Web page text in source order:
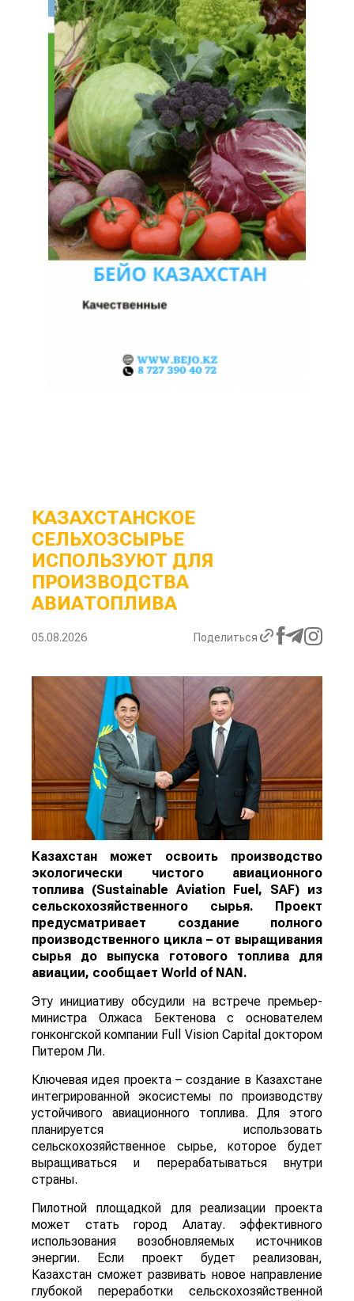
КАЗАХСТАНСКОЕ
СЕЛЬХОЗСЫРЬЕ
ИСПОЛЬЗУЮТ ДЛЯ
ПРОИЗВОДСТВА
АВИАТОПЛИВА
05.08.2026 Поделиться
Казахстан может освоить производство
экологически чистого авиационного
топлива (Sustainable Aviation Fuel, SAF) из
сельскохозяйственного сырья. Проект
предусматривает создание полного
производственного цикла – от выращивания
сырья до выпуска готового топлива для
авиации, сообщает World of NAN.
Эту инициативу обсудили на встрече премьер-
министра Олжаса Бектенова с основателем
гонконгской компании Full Vision Capital доктором
Питером Ли.
Ключевая идея проекта – создание в Казахстане
интегрированной экосистемы по производству
устойчивого авиационного топлива. Для этого
планируется использовать
сельскохозяйственное сырье, которое будет
выращиваться и перерабатываться внутри
страны.
Пилотной площадкой для реализации проекта
может стать город Алатау. эффективного
использования возобновляемых источников
энергии. Если проект будет реализован,
Казахстан сможет развивать новое направление
глубокой переработки сельскохозяйственной